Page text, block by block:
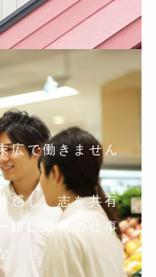
広で働きません
感し。志を共有
緒に最高の仕事